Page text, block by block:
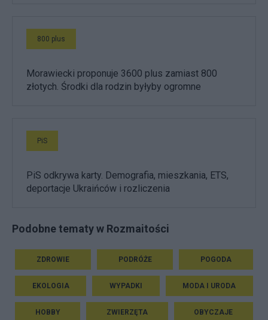
800 plus
Morawiecki proponuje 3600 plus zamiast 800
złotych. Środki dla rodzin byłyby ogromne
PiS
PiS odkrywa karty. Demografia, mieszkania, ETS,
deportacje Ukraińców i rozliczenia
Podobne tematy w Rozmaitości
ZDROWIE PODRÓŻE POGODA
EKOLOGIA WYPADKI MODA I URODA
HOBBY ZWIERZĘTA OBYCZAJE